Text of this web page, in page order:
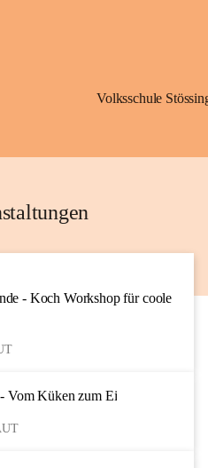
Volksschule
AUG
- Koch Workshop für coole
Vom Küken zum Ei